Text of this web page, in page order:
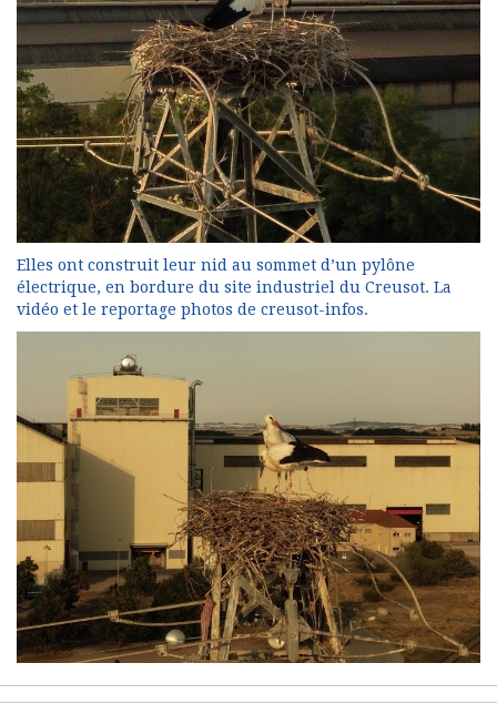
Elles ont construit leur nid au sommet d’un pylône
électrique, en bordure du site industriel du Creusot. La
vidéo et le reportage photos de creusot-infos.